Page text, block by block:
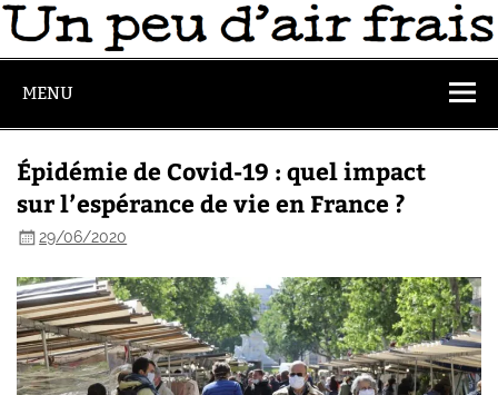
MENU
Épidémie de Covid-19 : quel impact
sur l’espérance de vie en France ?
29/06/2020